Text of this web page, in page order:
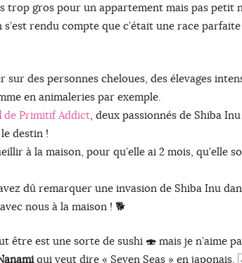
trop gros pour un appartement mais pas
rendu compte que c’était une race
des personnes cheloues, des élevages
en animaleries par exemple.
de Primitif Addict, deux passionnés de Shiba
destin !
à la maison, pour qu’elle ai 2 mois, qu’elle
dû remarquer une invasion de Shiba Inu
nous à la maison ! 🐕
est une sorte de sushi 🍣 mais je n’aime
qui veut dire « Seven Seas » en